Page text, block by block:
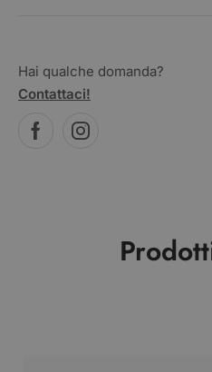
Hai qualche domanda?
Contattaci!